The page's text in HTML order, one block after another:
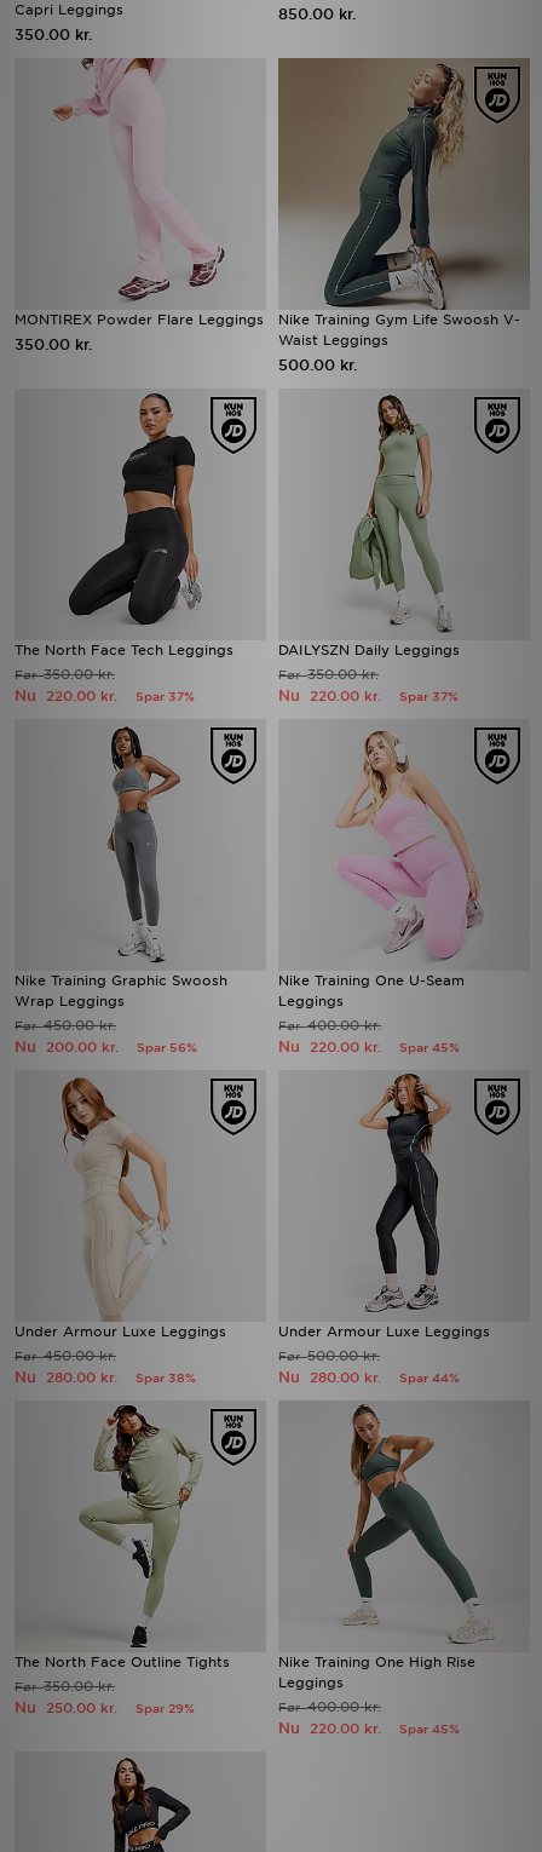
Capri Leggings
350.00 kr.
850.00 kr.
MONTIREX Powder Flare Leggings
350.00 kr.
Nike Training Gym Life Swoosh V-
Waist Leggings
500.00 kr.
The North Face Tech Leggings
Før350.00 kr.
Nu 220.00 kr. Spar 37%
DAILYSZN Daily Leggings
Før350.00 kr.
Nu 220.00 kr. Spar 37%
Nike Training Graphic Swoosh
Wrap Leggings
Før450.00 kr.
Nu 200.00 kr. Spar 56%
Nike Training One U-Seam
Leggings
Før400.00 kr.
Nu 220.00 kr. Spar 45%
Under Armour Luxe Leggings
Før450.00 kr.
Nu 280.00 kr. Spar 38%
Under Armour Luxe Leggings
Før500.00 kr.
Nu 280.00 kr. Spar 44%
The North Face Outline Tights
Før350.00 kr.
Nu 250.00 kr. Spar 29%
Nike Training One High Rise
Leggings
Før400.00 kr.
Nu 220.00 kr. Spar 45%